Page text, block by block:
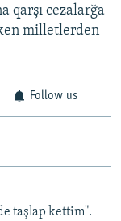
qarşı cezalarğa
milletlerden
Follow us
taşlap kettim".